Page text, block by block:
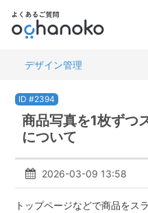
デザイン管理
ID #2394
商品写真を1枚ずつ
について
2026-03-09 13:58
トップページなどで商品をス